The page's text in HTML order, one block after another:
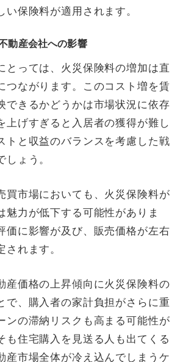
い保険料が適用されます。
動産会社への影響
とっては、火災保険料の増加は直
つながります。このコスト増を賃
できるかどうかは市場状況に依存
上げすぎると入居者の獲得が難し
トと収益のバランスを考慮した戦
ょう。
買市場においても、火災保険料が
魅力が低下する可能性がありま
価に影響が及び、販売価格が左右
されます。
産価格の上昇傾向に火災保険料の
で、購入者の家計負担がさらに重
ンの滞納リスクも高まる可能性が
も住宅購入を見送る人も出てくる
産市場全体が冷え込んでしまうケ